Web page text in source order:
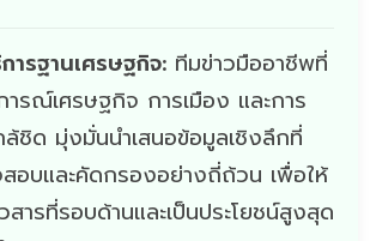
รฐานเศรษฐกิจ: ทีมข่าวมืออาชีพที่
ารณ์เศรษฐกิจ การเมือง และการ
ชิด มุ่งมั่นนำเสนอข้อมูลเชิงลึกที่
อบและคัดกรองอย่างถี่ถ้วน เพื่อให้
สารที่รอบด้านและเป็นประโยชน์สูงสุด